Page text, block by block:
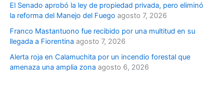
El Senado aprobó la ley de propiedad privada, pero eliminó
la reforma del Manejo del Fuego agosto 7, 2026
Franco Mastantuono fue recibido por una multitud en su
llegada a Fiorentina agosto 7, 2026
Alerta roja en Calamuchita por un incendio forestal que
amenaza una amplia zona agosto 6, 2026